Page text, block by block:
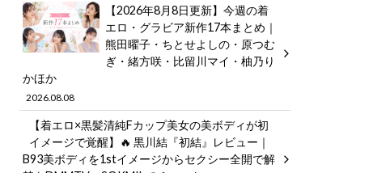
【2026年8月8日更新】今週の着
エロ・グラビア新作17本まとめ｜
熊田曜子・ちとせよしの・原つむ
ぎ・緒方咲・比留川マイ・柚乃り
かほか
2026.08.08
【着エロ×黒髪清純Fカップ美女の美ボディが初
イメージで覚醒】🔥 黒川結『初結』レビュー｜
B93美ボディを1stイメージからセクシー全開で解